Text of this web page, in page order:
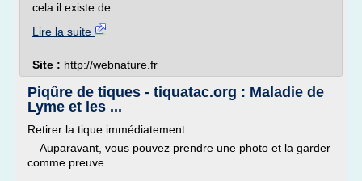
cela il existe de...
Lire la suite
Site : http://webnature.fr
Piqûre de tiques - tiquatac.org : Maladie de
Lyme et les ...
Retirer la tique immédiatement.
Auparavant, vous pouvez prendre une photo et la garder
comme preuve .